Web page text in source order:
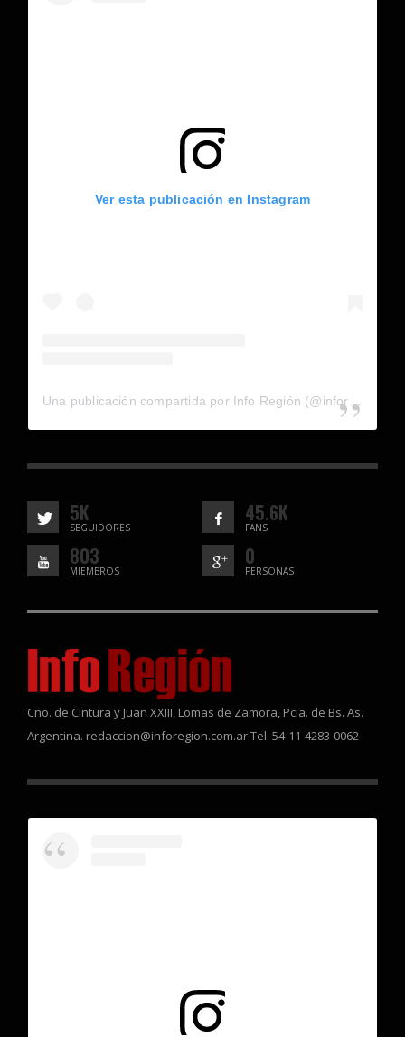
Ver esta publicación en Instagram
5K
SEGUIDORES
45.6K
FANS
803
MIEMBROS
0
PERSONAS
Cno. de Cintura y Juan XXIII, Lomas de Zamora, Pcia. de Bs. As.
Argentina. redaccion@inforegion.com.ar Tel: 54-11-4283-0062